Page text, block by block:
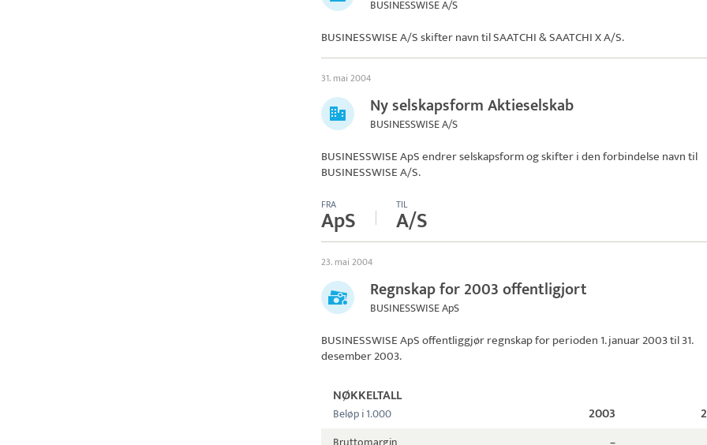
BUSINESSWISE A/S
BUSINESSWISE A/S skifter navn tilSAATCHI & SAATCHI X A/S.
31. mai 2004
Ny selskapsform Aktieselskab
BUSINESSWISE A/S
BUSINESSWISE ApS endrer selskapsform og skifter i den forbindelse navn til
BUSINESSWISE A/S.
FRA
ApS TIL
A/S
23. mai 2004
Regnskap for 2003 offentligjort
BUSINESSWISE ApS
BUSINESSWISE ApSoffentliggjør regnskap for perioden 1. januar 2003 til 31.
desember 2003.
NØKKELTALL
Beløp i 1.000 2003